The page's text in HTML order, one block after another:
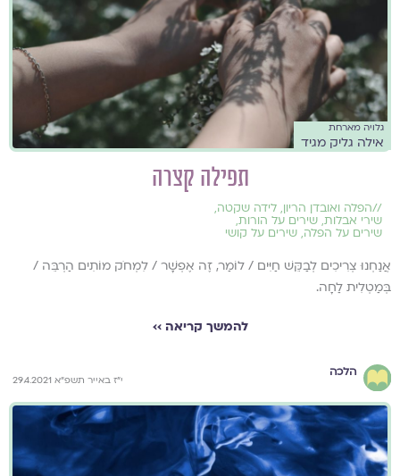
גלויה מארחת
אילה גליק מגיד
תפילה קצרה
//הפלה ואובדן הריון, לידה שקטה,
שירי אבלות, שירים על הורות,
שירים על הפלה, שירים על קושי
אֲנַחְנוּ צְרִיכִים לְבַקֵּשׁ חַיִּים / לוֹמַר, זֶה אֶפְשָׁר / לִמְחֹק מוֹתִים הַרְבֵּה /
בְּמַטְלִית לַחָה.
להמשך קריאה ››
הלכה
י"ז באייר תשפ"א 29.4.2021